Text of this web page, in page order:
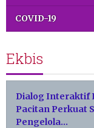
COVID-19
Ekbis
Dialog Interaktif
Pacitan Perkuat
Pengelola…